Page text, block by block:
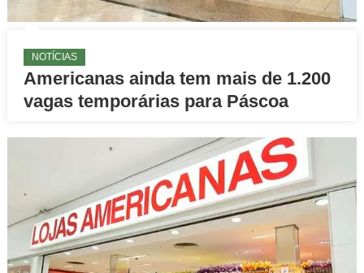
NOTÍCIAS
Americanas ainda tem mais de 1.200
vagas temporárias para Páscoa